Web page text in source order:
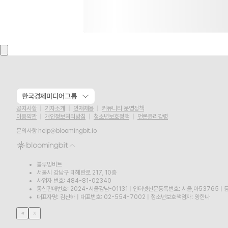
한국경제미디어그룹
공지사항 기자소개 인재채용
커뮤니티 운영정책
이용약관
개인정보처리방침 청소년보호정책
언론윤리강령
문의사항 help@bloomingbit.io
블루밍비트
서울시 강남구 테헤란로 217, 10층
사업자 번호: 484-81-02340
통신판매번호: 2024-서울강남-01131
인터넷신문등록번호: 서울,아53765
대표자명: 김산하
대표번호: 02-554-7002 청소년보호책임자: 양한나